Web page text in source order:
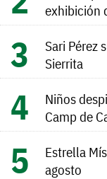
exhibición
Sari Pérez
Sierrita
Niños
Camp de
Estrella
agosto